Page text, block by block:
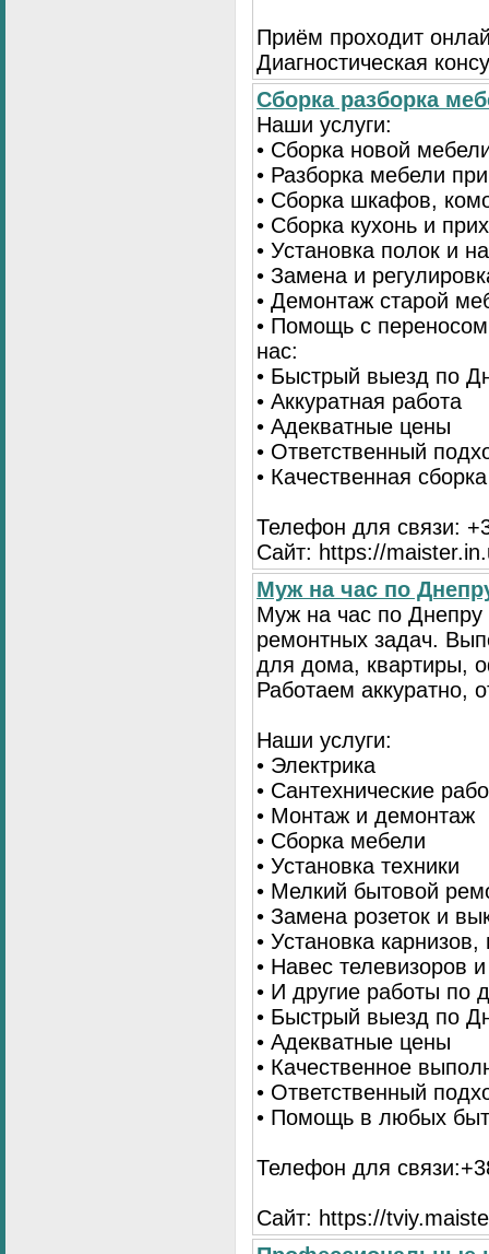
Приём проходит
Диагностическая
Сборка разборка
Наши услуги:
• Сборка новой
• Разборка мебели
• Сборка шкафов,
• Сборка кухонь и
• Установка полок и
• Замена и
• Демонтаж старой
• Помощь с
нас:
• Быстрый выезд по
• Аккуратная работа
• Адекватные цены
• Ответственный
• Качественная
Телефон для связи:
Сайт: https://
Муж на час по
Муж на час по
ремонтных задач.
для дома, квартиры,
Работаем аккуратно,
Наши услуги:
• Электрика
• Сантехнические
• Монтаж и демонтаж
• Сборка мебели
• Установка техники
• Мелкий бытовой
• Замена розеток и
• Установка
• Навес телевизоров
• И другие работы по
• Быстрый выезд по
• Адекватные цены
• Качественное
• Ответственный
• Помощь в любых
Телефон для
Сайт: https://